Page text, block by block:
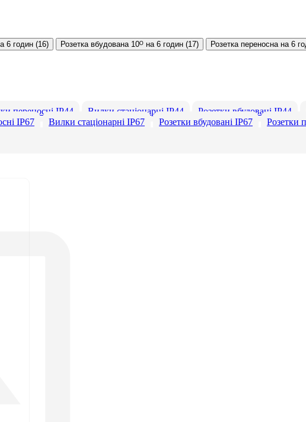
6 годин (16) Розетка вбудована 10ᴼ на 6 годин (17) Розетка переносна на 6
переносні ІР44 Вилки стаціонарні ІР44 Розетки вбудовані IP44
ІР67 Вилки стаціонарні ІР67 Розетки вбудовані IP67 Розетки